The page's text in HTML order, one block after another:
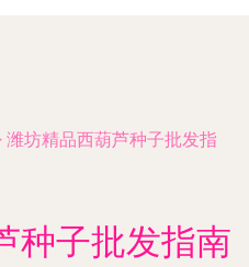
潍坊精品西葫芦种子批发指
种子批发指南